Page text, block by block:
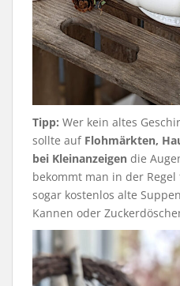
Tipp: Wer kein altes
sollte auf Flohmärkten,
bei Kleinanzeigen die
bekommt man in der
sogar kostenlos alte
Kannen oder